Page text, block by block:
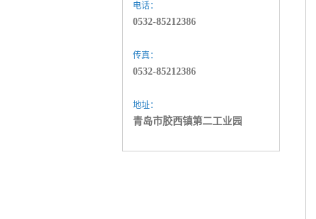
电话：
0532-85212386
传真：
0532-85212386
地址：
青岛市胶西镇第二工业园